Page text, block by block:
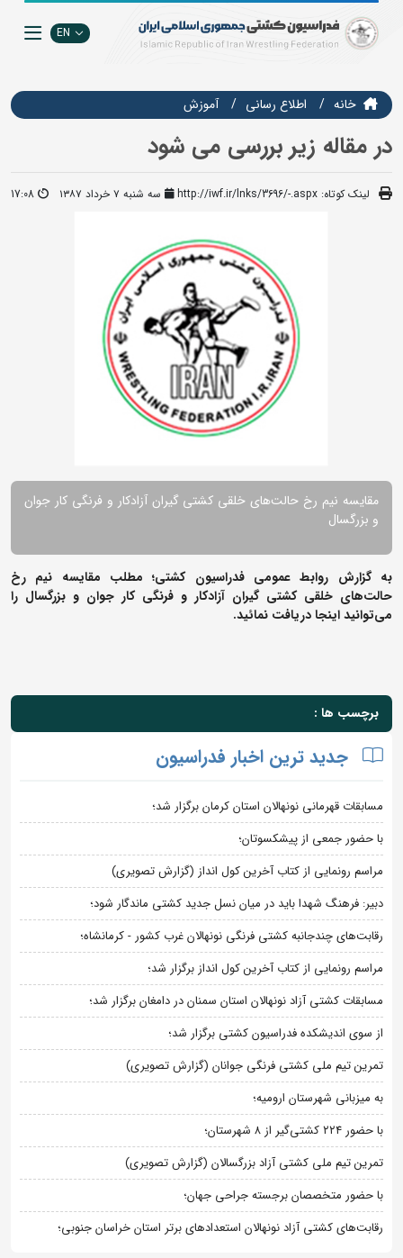
EN
خانه اطلاع رسانی آموزش
در مقاله زیر بررسی می شود
لینک کوتاه: http://iwf.ir/lnks/3696/-.aspx سه شنبه ۷ خرداد ۱۳۸۷ 17:08
مقایسه نیم رخ حالت‌های خلقی کشتی گیران آزادکار و فرنگی کار جوان
و بزرگسال
به گزارش روابط عمومی فدراسیون کشتی؛ مطلب مقایسه نیم رخ
حالت‌های خلقی کشتی گیران آزادکار و فرنگی کار جوان و بزرگسال را
می‌توانید اینجا دریافت نمائید.
برچسب ها :
جدید ترین اخبار فدراسیون
مسابقات قهرمانی نونهالان استان کرمان برگزار شد؛
با حضور جمعی از پیشکسوتان؛
مراسم رونمایی از کتاب آخرین کول انداز (گزارش تصویری)
دبیر: فرهنگ شهدا باید در میان نسل جدید کشتی ماندگار شود؛
رقابت‌های چندجانبه کشتی فرنگی نونهالان غرب کشور - کرمانشاه؛
مراسم رونمایی از کتاب آخرین کول انداز برگزار شد؛
مسابقات کشتی آزاد نونهالان استان سمنان در دامغان برگزار شد؛
از سوی اندیشکده فدراسیون کشتی برگزار شد؛
تمرین تیم ملی کشتی فرنگی جوانان (گزارش تصویری)
به میزبانی شهرستان ارومیه؛
با حضور ۲۲۴ کشتی‌گیر از ۸ شهرستان؛
تمرین تیم ملی کشتی آزاد بزرگسالان (گزارش تصویری)
با حضور متخصصان برجسته جراحی جهان؛
رقابت‌های کشتی آزاد نونهالان استعدادهای برتر استان خراسان جنوبی؛